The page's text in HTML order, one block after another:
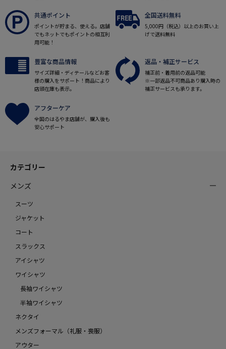
共通ポイント
ポイントが貯まる、使える。店舗
でもネットでもポイントの相互利
用可能！
全国送料無料
5,000円（税込）以上のお買い上
げで送料無料
豊富な商品情報
サイズ詳細・ディテールなどお客
様の購入をサポート！商品により
店頭在庫も表示。
返品・補正サービス
補正前・着用前の返品可能
※一部返品不可商品あり購入時の
補正サービスも承ります。
アフターケア
全国のはるやま店舗が、購入後も
安心サポート
カテゴリー
メンズ
スーツ
ジャケット
コート
スラックス
アイシャツ
ワイシャツ
長袖ワイシャツ
半袖ワイシャツ
ネクタイ
メンズフォーマル（礼服・喪服）
アウター